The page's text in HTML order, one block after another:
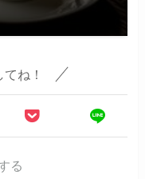
ね！
る